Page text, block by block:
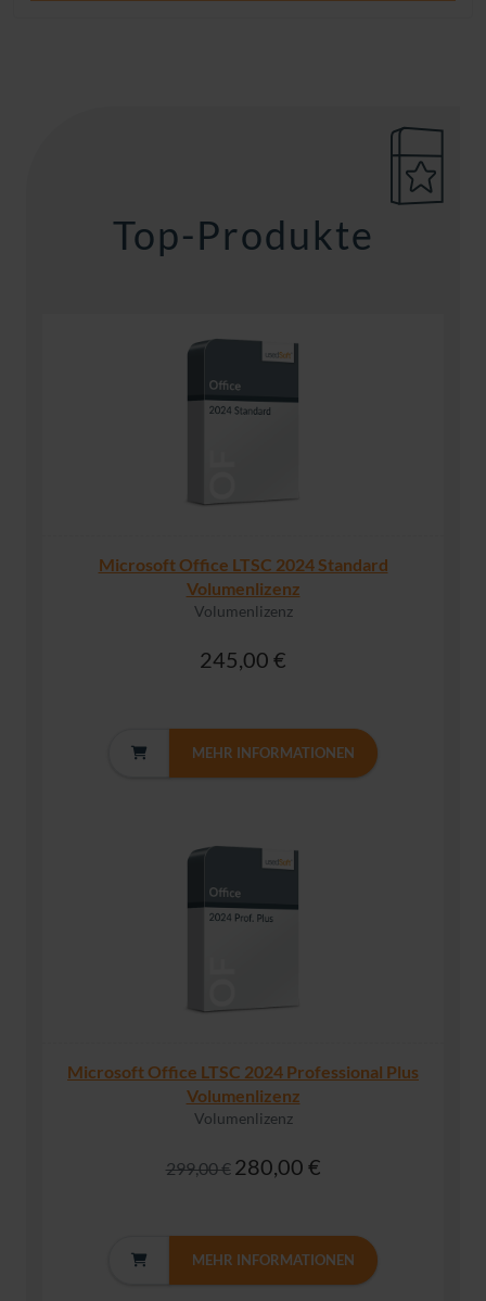
Top-Produkte
Microsoft Office LTSC 2024 Standard
Volumenlizenz
Volumenlizenz
245,00 €
MEHR INFORMATIONEN
Microsoft Office LTSC 2024 Professional Plus
Volumenlizenz
Volumenlizenz
299,00 € 280,00 €
MEHR INFORMATIONEN